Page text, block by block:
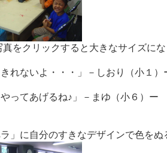
真をクリックすると大きなサイズにな
きれないよ・・・」－しおり（小１）
やってあげるね♪」－まゆ（小６）ー
ラ」に自分のすきなデザインで色をぬ